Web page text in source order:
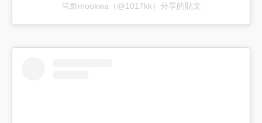
묵화mookwa（@1017kk）分享的貼文